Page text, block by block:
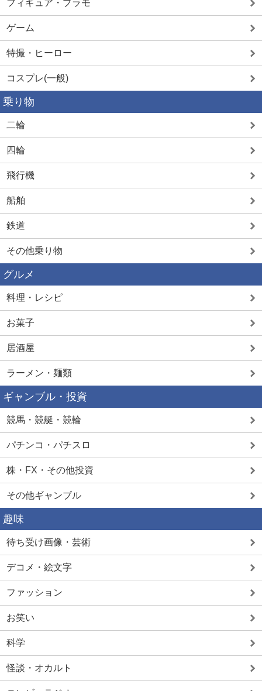
フィギュア・プラモ
ゲーム
特撮・ヒーロー
コスプレ(一般)
乗り物
二輪
四輪
飛行機
船舶
鉄道
その他乗り物
グルメ
料理・レシピ
お菓子
居酒屋
ラーメン・麺類
ギャンブル・投資
競馬・競艇・競輪
パチンコ・パチスロ
株・FX・その他投資
その他ギャンブル
趣味
待ち受け画像・芸術
デコメ・絵文字
ファッション
お笑い
科学
怪談・オカルト